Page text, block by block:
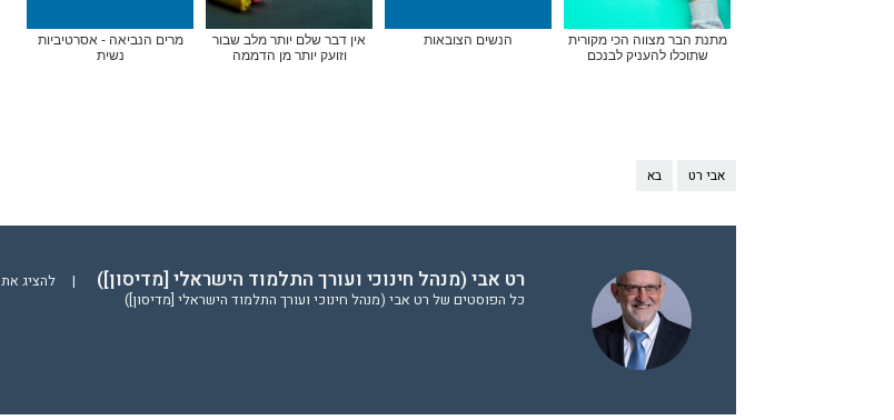
מתנת הבר מצווה הכי מקורית
שתוכלו להעניק לבנכם
הנשים הצובאות
אין דבר שלם יותר מלב שבור
וזועק יותר מן הדממה
מרים הנביאה - אסרטיביות
נשית
אבי רט בא
רט אבי (מנהל חינוכי ועורך התלמוד הישראלי [מדיסון]) |
להציג את
כל הפוסטים של רט אבי (מנהל חינוכי ועורך התלמוד הישראלי [מדיסון])